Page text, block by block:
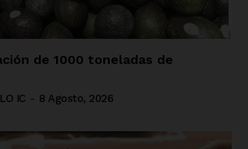
de 1000 toneladas de
IC - 8 Agosto, 2026